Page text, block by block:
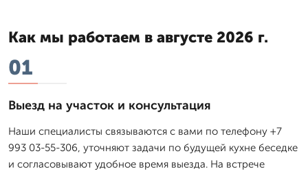
Как мы работаем в августе 2026 г.
01
Выезд на участок и консультация
Наши специалисты связываются с вами по телефону +7
993 03-55-306, уточняют задачи по будущей кухне беседке
и согласовывают удобное время выезда. На встрече